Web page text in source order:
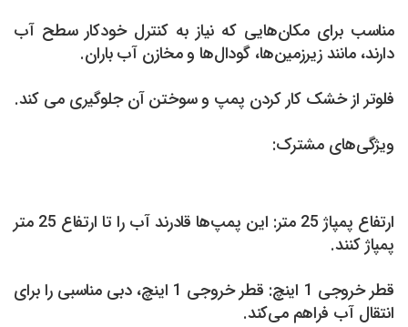
مناسب برای مکان‌هایی که نیاز به کنترل خودکار سطح آب
دارند، مانند زیرزمین‌ها، گودال‌ها و مخازن آب باران.
فلوتر از خشک کار کردن پمپ و سوختن آن جلوگیری می کند.
ویژگی‌های مشترک:
ارتفاع پمپاژ 25 متر: این پمپ‌ها قادرند آب را تا ارتفاع 25 متر
پمپاژ کنند.
قطر خروجی 1 اینچ: قطر خروجی 1 اینچ، دبی مناسبی را برای
انتقال آب فراهم می‌کند.